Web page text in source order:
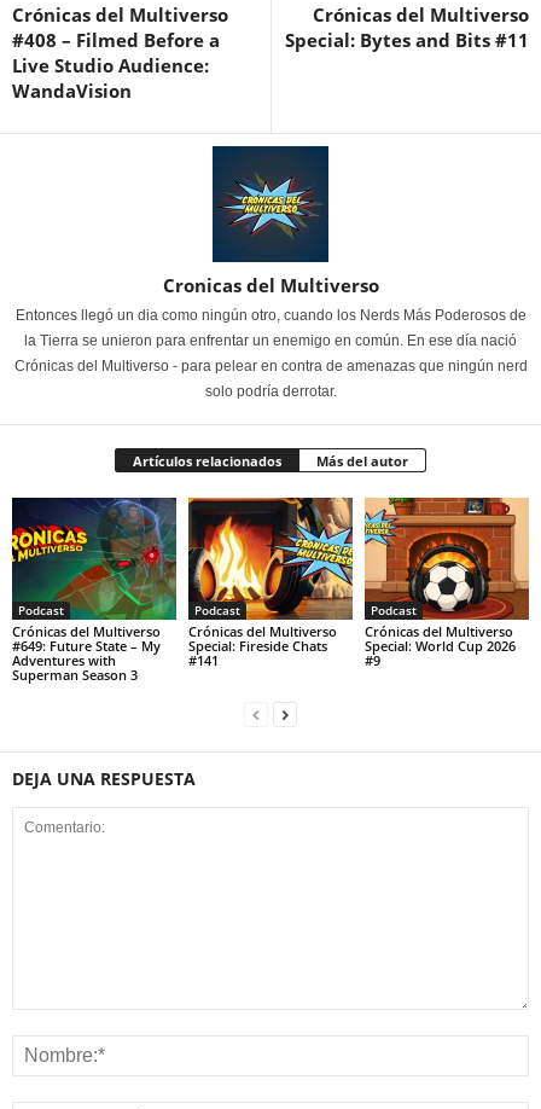
Crónicas del Multiverso
#408 – Filmed Before a
Live Studio Audience:
WandaVision
Crónicas del Multiverso
Special: Bytes and Bits #11
Cronicas del Multiverso
Entonces llegó un dia como ningún otro, cuando los Nerds Más Poderosos de
la Tierra se unieron para enfrentar un enemigo en común. En ese día nació
Crónicas del Multiverso - para pelear en contra de amenazas que ningún nerd
solo podría derrotar.
Artículos relacionados Más del autor
Podcast
Crónicas del Multiverso
#649: Future State – My
Adventures with
Superman Season 3
Podcast
Crónicas del Multiverso
Special: Fireside Chats
#141
Podcast
Crónicas del Multiverso
Special: World Cup 2026
#9
DEJA UNA RESPUESTA